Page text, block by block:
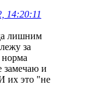
14:20:11
лишним
за
замечаю и
их это "не